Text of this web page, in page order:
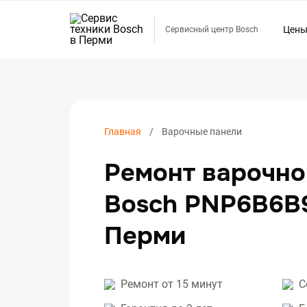
Сервисный центр Bosch Цены
Главная Варочные панели
Ремонт
Bosch
Перми
Ремонт от 15 минут